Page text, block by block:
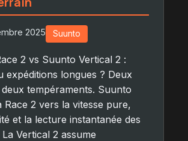
2025 Suunto
2 vs Suunto Vertical 2 :
expéditions longues ? Deux
tempéraments. Suunto
Race 2 vers la vitesse pure,
et la lecture instantanée des
Vertical 2 assume